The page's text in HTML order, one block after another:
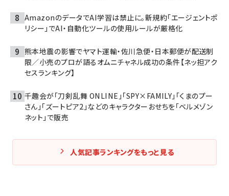
AmazonのデータでAI学習は禁止に。新規約「エージェントポ
リシー」でAI・自動化ツールの使用ルールが厳格化
熊本地震の影響でヤマト運輸・佐川急便・日本郵便が配送制
限／小売のプロが語るオムニチャネル成功の条件【ネッ担アク
セスランキング】
千趣会が「刀剣乱舞 ONLINE」「SPY×FAMILY」「くまのプー
さん」「ズートピア2」などのキャラクターおせちを「ベルメゾン
ネット」で販売
人気記事ランキングをもっと見る